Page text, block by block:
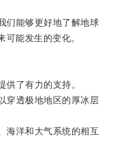
能够更好地了解地球
可能发生的变化。
了有力的支持。
透极地地区的厚冰层
洋和大气系统的相互